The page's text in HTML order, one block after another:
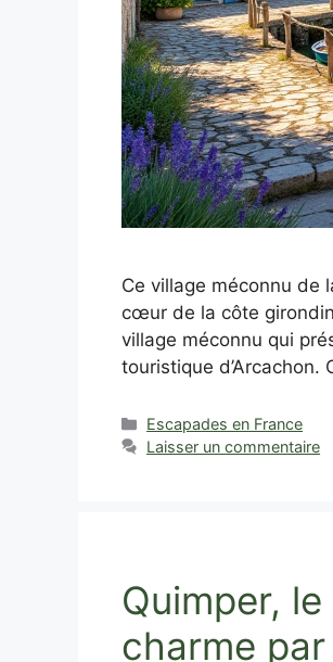
Ce village méconnu de
cœur de la côte
village méconnu qui
touristique
Catégories
Escapades en France
Laisser un commentaire
Quimper,
charme